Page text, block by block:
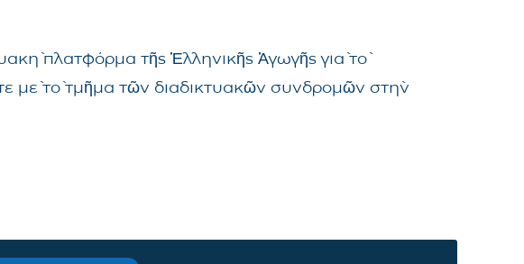
πλατφόρμα τῆς Ἑλληνικῆς Ἀγωγῆς γιὰ τὸ
μὲ τὸ τμῆμα τῶν διαδικτυακῶν συνδρομῶν στὴν